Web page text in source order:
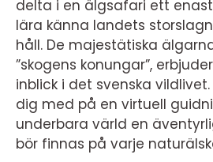
delta i en älgsafari ett
lära känna landets
håll. De majestätiska
”skogens konungar”,
inblick i det svenska
dig med på en virtuell
underbara värld en
bör finnas på varje